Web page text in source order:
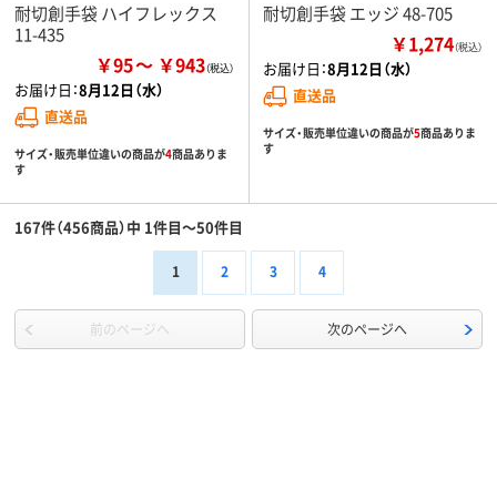
耐切創手袋 ハイフレックス
11-435
￥95 ￥943
お届け日：8月12日（水）
直送品
サイズ・販売単位違いの商品が4商品ありま
す
耐切創手袋 エッジ 48-705
￥1,274（税込）
お届け日：8月12日（水）
直送品
サイズ・販売単位違いの商品が5商品ありま
す
167件（456商品）中 1件目～50件目
1 2 3 4
前のページへ 次のページへ